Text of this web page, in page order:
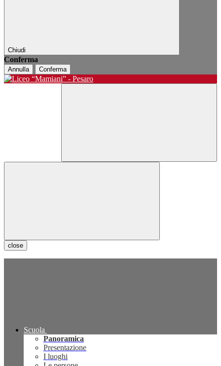
Chiudi
Conferma
Annulla Conferma
close
Scuola
Panoramica
Presentazione
I luoghi